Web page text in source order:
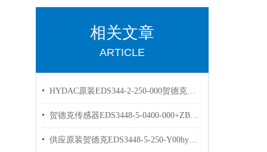
相关文章
ARTICLE
HYDAC原装EDS344-2-250-000贺德克压力开关
贺德克传感器EDS3448-5-0400-000+ZBE08+ZBM3000HYDAC现货库存
供应原装贺德克EDS3448-5-250-Y00hydac压力传感器